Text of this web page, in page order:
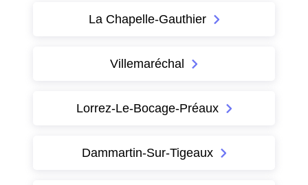
La Chapelle-Gauthier
Villemaréchal
Lorrez-Le-Bocage-Préaux
Dammartin-Sur-Tigeaux